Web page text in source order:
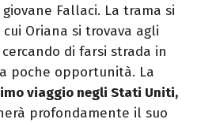
Fallaci. La trama si
Oriana si trovava agli
di farsi strada in
poche opportunità. La
viaggio negli Stati Uniti,
profondamente il suo